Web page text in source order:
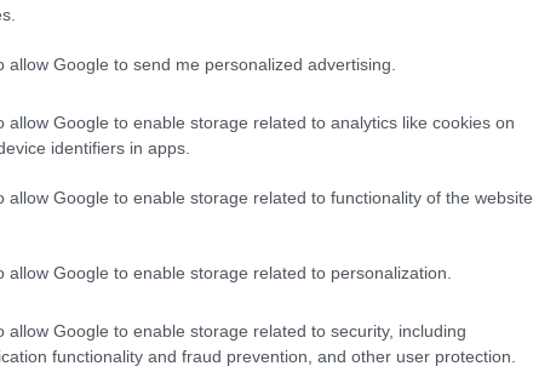
allow Google to send me personalized advertising.
allow Google to enable storage related to analytics like cookies on
identifiers in apps.
allow Google to enable storage related to functionality of the website
allow Google to enable storage related to personalization.
allow Google to enable storage related to security, including
functionality and fraud prevention, and other user protection.
in sé quanto la possibilità di poter